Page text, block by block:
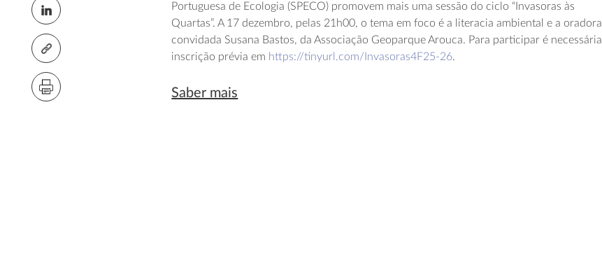
Portuguesa de Ecologia (SPECO) promovem mais uma sessão do ciclo “Invasoras às
Quartas”. A 17 dezembro, pelas 21h00, o tema em foco é a literacia ambiental e a oradora
convidada Susana Bastos, da Associação Geoparque Arouca. Para participar é necessária
inscrição prévia em https://tinyurl.com/Invasoras4F25-26.
Saber mais